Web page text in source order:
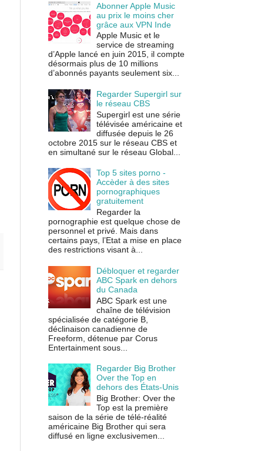
Abonner Apple Music
au prix le moins cher
grâce aux VPN Inde
Apple Music et le
service de streaming
d’Apple lancé en juin 2015, il compte
désormais plus de 10 millions
d’abonnés payants seulement six...
Regarder Supergirl sur
le réseau CBS
Supergirl est une série
télévisée américaine et
diffusée depuis le 26
octobre 2015 sur le réseau CBS et
en simultané sur le réseau Global...
Top 5 sites porno -
Accèder à des sites
pornographiques
gratuitement
Regarder la
pornographie est quelque chose de
personnel et privé. Mais dans
certains pays, l’Etat a mise en place
des restrictions visant à...
Débloquer et regarder
ABC Spark en dehors
du Canada
ABC Spark est une
chaîne de télévision
spécialisée de catégorie B,
déclinaison canadienne de
Freeform, détenue par Corus
Entertainment sous...
Regarder Big Brother
Over the Top en
dehors des États-Unis
Big Brother: Over the
Top est la première
saison de la série de télé-réalité
américaine Big Brother qui sera
diffusé en ligne exclusivemen...